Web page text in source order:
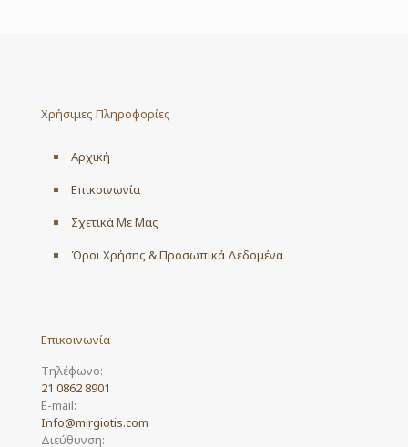
Χρήσιμες Πληροφορίες
Αρχική
Επικοινωνία
Σχετικά Με Μας
Όροι Χρήσης & Προσωπικά Δεδομένα
Επικοινωνία
Τηλέφωνο:
21 0862 8901
E-mail:
Info@mirgiotis.com
Διεύθυνση: